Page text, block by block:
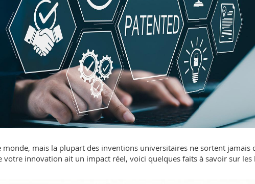
mais la plupart des inventions universitaires ne sortent jamais
votre innovation ait un impact réel, voici quelques faits à savoir sur les